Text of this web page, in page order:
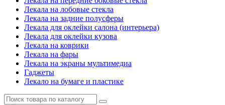
Лекала на лобовые стекла
Лекала на задние полусферы
Лекала для оклейки салона (интерьера)
Лекала для оклейки кузова
Лекала на коврики
Лекала на фары
Лекала на экраны мультимедиа
Гаджеты
Лекало на бумаге и пластике